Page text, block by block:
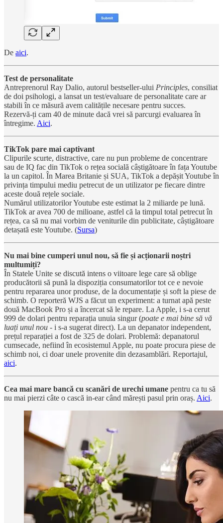
De aici.
Test de personalitate
Antreprenorul Ray Dalio, autorul bestseller-ului Principles, consiliat
de doi psihologi, a lansat un test/evaluare de personalitate care ar
stabili în ce măsură avem calitățile necesare pentru succes.
Rezervă-ți cam 40 de minute dacă vrei să parcurgi evaluarea în
întregime. Aici.
TikTok pare mai captivant
Clipurile scurte, distractive, care nu pun probleme de concentrare
sau de IQ fac din TikTok o rețea socială câștigătoare în fața Youtube
la un capitol. În Marea Britanie și SUA, TikTok a depășit Youtube în
privința timpului mediu petrecut de un utilizator pe fiecare dintre
aceste două rețele sociale.
Numărul utilizatorilor Youtube este estimat la 2 miliarde pe lună.
TikTok ar avea 700 de milioane, astfel că la timpul total petrecut în
rețea, ca să nu mai vorbim de veniturile din publicitate, câștigătoare
detașată este Youtube. (Sursa)
Nu mai bine cumperi unul nou, să fie și acționarii noștri
multumiți?
În Statele Unite se discută intens o viitoare lege care să oblige
producătorii să pună la dispoziția consumatorilor tot ce e nevoie
pentru repararea unor produse, de la documentație și soft la piese de
schimb. O reporteră WJS a făcut un experiment: a turnat apă peste
două MacBook Pro și a încercat să le repare. La Apple, i s-a cerut
999 de dolari pentru reparația unuia singur (poate e mai bine să vă
luați unul nou - i s-a sugerat direct). La un depanator independent,
prețul reparației a fost de 325 de dolari. Problemă: depanatorul
cumsecade, nefiind în ecosistemul Apple, nu poate procura piese de
schimb noi, ci doar unele provenite din dezasamblări. Reportajul,
aici.
Cea mai mare bancă cu scanări de urechi umane pentru ca tu să
nu mai pierzi câte o cască in-ear când mărești pasul prin oraș. Aici.